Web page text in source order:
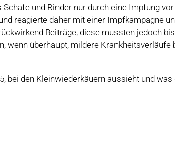
und Rinder nur durch eine Impfung
reagierte daher mit einer Impfkampagne
Beiträge, diese mussten jedoch
wenn überhaupt, mildere Krankheitsverläufe
bei den Kleinwiederkäuern aussieht und was